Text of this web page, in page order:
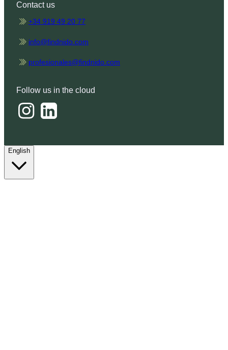
Contact us
+34 919 49 20 77
info@findnido.com
profesionales@findnido.com
Follow us in the cloud
English